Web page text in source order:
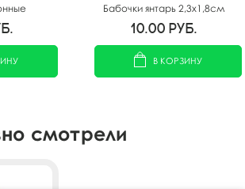
Бабочки янтарь 2,3x1,8см
20шт
10.00 руб.
В КОРЗИНУ
смотрели